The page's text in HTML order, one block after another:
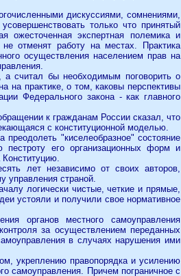
дискуссиями, сомнениями,
только что принятый
экспертная полемика и
отменят работу на местах. Практика
осуществления населением прав на
считал бы необходимым поговорить о
на практике, о том, каковы перспективы
Федерального закона - как главного
к гражданам России сказал, что
с конституционной моделью.
"киселеобразное" состояние
пестроту его организационных форм и
Конституцию.
лет независимо от своих авторов,
управления страной.
логически чистые, четкие и прямые,
устояли и получили свое нормативное
органов местного самоуправления
за осуществлением переданных
в случаях нарушения ими
укреплению правопорядка и усилению
самоуправления. Причем пограничное с